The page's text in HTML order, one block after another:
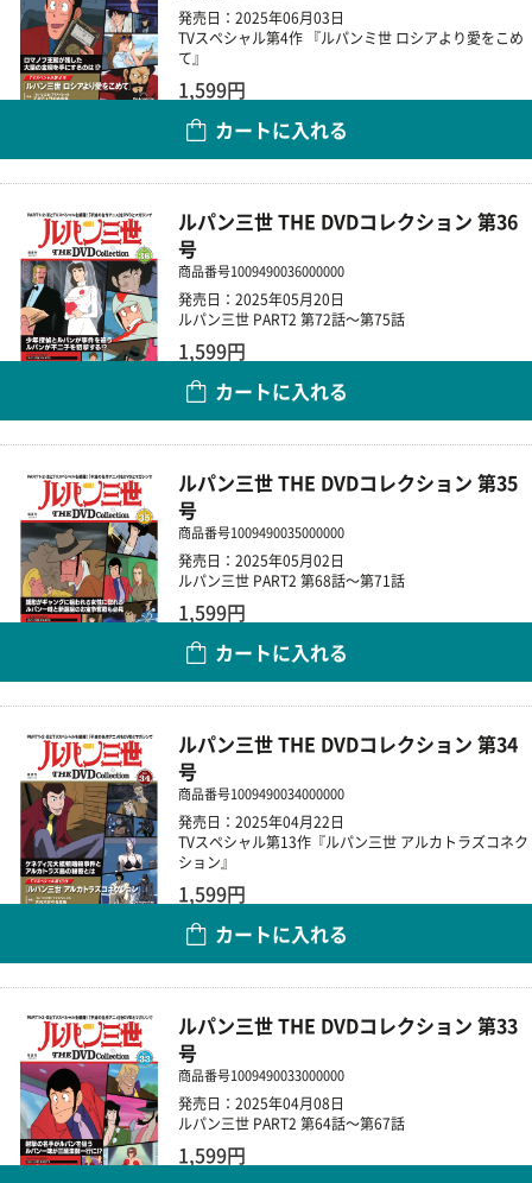
発売日：2025年06月03日
TVスペシャル第4作 『ルパンミ世 ロシアより愛をこめ
て』
1,599円
カートに入れる
ルパン三世 THE DVDコレクション 第36
号
商品番号1009490036000000
発売日：2025年05月20日
ルパン三世 PART2 第72話～第75話
1,599円
カートに入れる
ルパン三世 THE DVDコレクション 第35
号
商品番号1009490035000000
発売日：2025年05月02日
ルパン三世 PART2 第68話～第71話
1,599円
カートに入れる
ルパン三世 THE DVDコレクション 第34
号
商品番号1009490034000000
発売日：2025年04月22日
TVスペシャル第13作『ルパン三世 アルカトラズコネク
ション』
1,599円
カートに入れる
ルパン三世 THE DVDコレクション 第33
号
商品番号1009490033000000
発売日：2025年04月08日
ルパン三世 PART2 第64話～第67話
1,599円